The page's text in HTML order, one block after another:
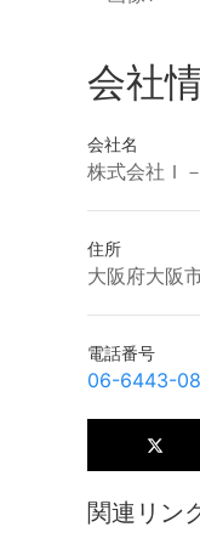
会社
会社名
株式会社Ｉ
住所
大阪府大阪
電話番号
06-6443-
関連リン